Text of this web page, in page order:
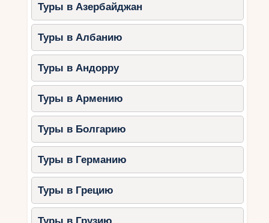
Туры в Азербайджан
Туры в Албанию
Туры в Андорру
Туры в Армению
Туры в Болгарию
Туры в Германию
Туры в Грецию